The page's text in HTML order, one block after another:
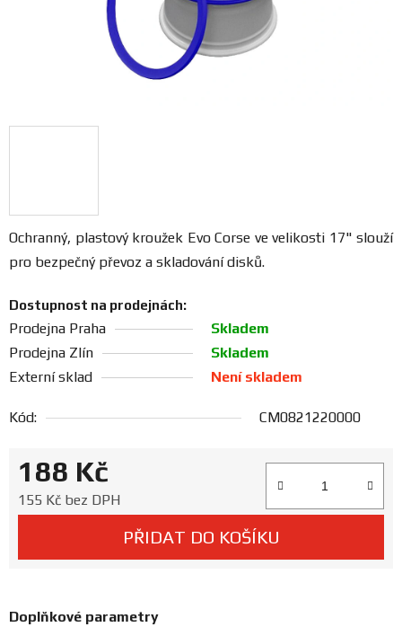
a
katalogy
Ochranný, plastový kroužek Evo Corse ve velikosti 17" slouží
pro bezpečný převoz a skladování disků.
Dostupnost na prodejnách:
Prodejna Zlín Skladem
Prodejna Praha Skladem
Externí sklad Není skladem
Kód: CM0821220000
188 Kč
155 Kč bez DPH
PŘIDAT DO KOŠÍKU
Doplňkové parametry